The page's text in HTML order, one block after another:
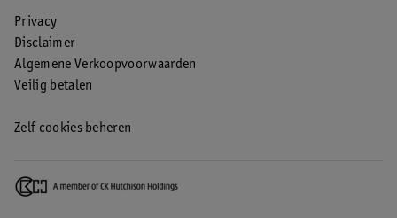
Privacy
Disclaimer
Algemene Verkoopvoorwaarden
Veilig betalen
Zelf cookies beheren